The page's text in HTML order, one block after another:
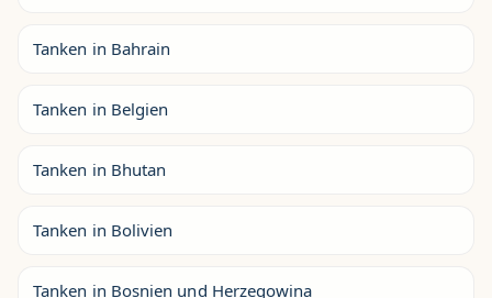
Tanken in Bahrain
Tanken in Belgien
Tanken in Bhutan
Tanken in Bolivien
Tanken in Bosnien und Herzegowina